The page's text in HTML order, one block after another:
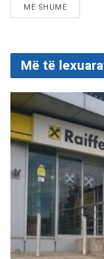
MË SHUMËDETAILS
Më të